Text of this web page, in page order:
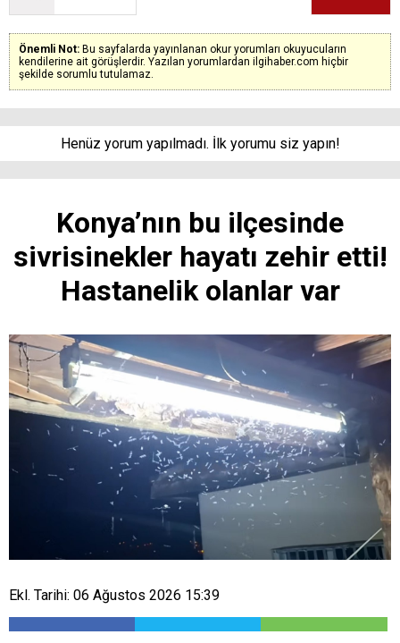
Önemli Not: Bu sayfalarda yayınlanan okur yorumları okuyucuların
kendilerine ait görüşlerdir. Yazılan yorumlardan ilgihaber.com hiçbir
şekilde sorumlu tutulamaz.
Henüz yorum yapılmadı. İlk yorumu siz yapın!
Konya’nın bu ilçesinde
sivrisinekler hayatı zehir etti!
Hastanelik olanlar var
Ekl. Tarihi: 06 Ağustos 2026 15:39